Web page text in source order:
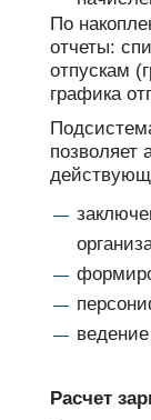
По
отчеты:
отпускам
графика
позволяет
Расчет